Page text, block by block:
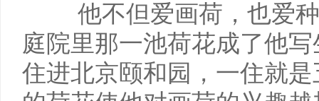
他不但爱画荷，也爱
庭院里那一池荷花成了他
住进北京颐和园，一住就